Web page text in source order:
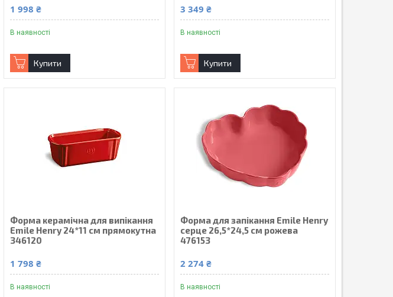
1 998 ₴
В наявності
Купити
3 349 ₴
В наявності
Купити
Форма керамічна для випікання
Emile Henry 24*11 см прямокутна
346120
1 798 ₴
В наявності
Форма для запікання Emile Henry
серце 26,5*24,5 см рожева
476153
2 274 ₴
В наявності